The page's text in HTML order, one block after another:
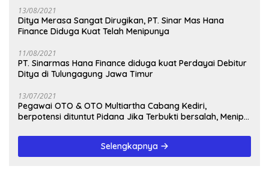
13/08/2021
Ditya Merasa Sangat Dirugikan, PT. Sinar Mas Hana
Finance Diduga Kuat Telah Menipunya
11/08/2021
PT. Sinarmas Hana Finance diduga kuat Perdayai Debitur
Ditya di Tulungagung Jawa Timur
13/07/2021
Pegawai OTO & OTO Multiartha Cabang Kediri,
berpotensi dituntut Pidana Jika Terbukti bersalah, Menipu
Selengkapnya